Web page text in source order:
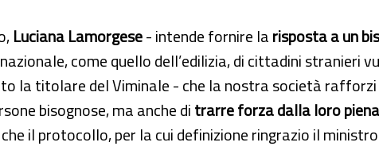
Luciana Lamorgese- intende fornire larisposta a un
come quello dell’edilizia, di cittadini stranieri
la titolare del Viminale - che la nostra società
bisognose, ma anche ditrarre forza dalla loro
il protocollo, per la cui definizione ringrazio il